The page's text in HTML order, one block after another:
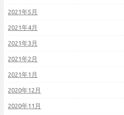
2021年5月
2021年4月
2021年3月
2021年2月
2021年1月
2020年12月
2020年11月